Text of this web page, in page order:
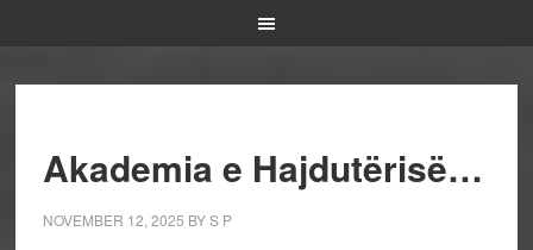
Akademia e Hajdutërisë…
NOVEMBER 12, 2025 BYS P